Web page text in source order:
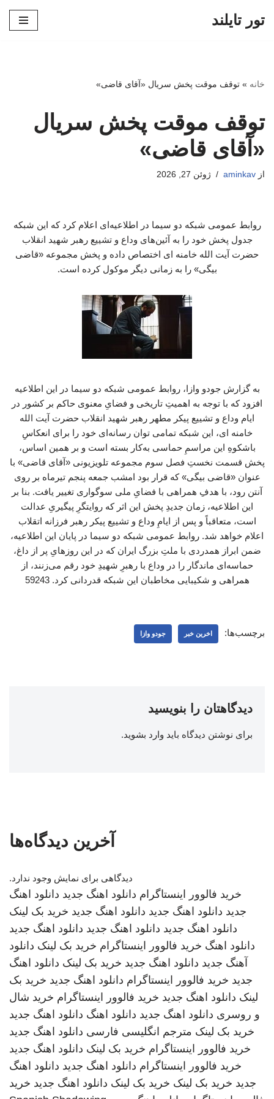
تور تایلند
خانه » توقف موقت پخش سریال «آقای قاضی»
توقف موقت پخش سریال
«آقای قاضی»
از aminkav ژوئن 27, 2026
روابط عمومی شبکه دو سیما در اطلاعیه‌ای اعلام کرد که این شبکه
جدول پخش خود را به آئین‌های وداع و تشییع رهبر شهید انقلاب
حضرت آیت الله خامنه ای اختصاص داده و پخش مجموعه «قاضی
بیگی» را به زمانی دیگر موکول کرده است.
به گزارش جودو وازا، روابط عمومی شبکه دو سیما در این اطلاعیه‌
افزود که با توجه به اهمیتِ تاریخی و فضایِ معنوی حاکم بر کشور در
ایام وداع و تشییع پیکر مطهر رهبر شهید انقلاب حضرت آیت الله
خامنه ای، این شبکه تمامی توان رسانه‌ای خود را برای انعکاسِ
باشکوهِ این مراسمِ حماسی به‌کار بسته است و بر همین اساس،
پخش قسمت نخستِ فصل سوم مجموعه تلویزیونی «آقای قاضی» با
عنوان «قاضی بیگی» که قرار بود امشب جمعه پنجم تیرماه بر روی
آنتن رود، با هدفِ همراهی با فضایِ ملی سوگواری تغییر یافت. بنا بر
این اطلاعیه، زمان جدیدِ پخش این اثر که روایتگرِ پیگیریِ عدالت
است، متعاقباً و پس از ایامِ وداع و تشییع پیکر رهبر فرزانه اتقلاب
اعلام خواهد شد. روابط عمومی شبکه دو سیما در پایان این اطلاعیه،
ضمن ابراز همدردی با ملتِ بزرگ ایران که در این روزهایِ پر از داغ،
حماسه‌ای ماندگار را در وداع با رهبرِ شهیدِ خود رقم می‌زنند، از
همراهی و شکیبایی مخاطبان این شبکه قدردانی کرد. 59243
برچسب‌ها: اخرین خبر جودو وازا
دیدگاهتان را بنویسید
برای نوشتن دیدگاه باید وارد بشوید.
آخرین دیدگاه‌ها
دیدگاهی برای نمایش وجود ندارد.
خرید فالوور اینستاگرام دانلود اهنگ جدید دانلود اهنگ
جدید دانلود اهنگ جدید دانلود اهنگ جدید خرید بک لینک
دانلود اهنگ جدید دانلود اهنگ جدید دانلود اهنگ جدید
دانلود اهنگ خرید فالوور اینستاگرام خرید بک لینک دانلود
آهنگ جدید دانلود اهنگ جدید خرید بک لینک دانلود اهنگ
جدید خرید فالوور اینستاگرام دانلود اهنگ جدید خرید بک
لینک دانلود اهنگ جدید خرید فالوور اینستاگرام خرید شال
و روسری دانلود اهنگ جدید دانلود اهنگ دانلود اهنگ جدید
خرید بک لینک مترجم انگلیسی فارسی دانلود اهنگ جدید
خرید فالوور اینستاگرام خرید بک لینک دانلود اهنگ جدید
خرید فالوور اینستاگرام دانلود اهنگ جدید دانلود اهنگ
جدید خرید بک لینک خرید بک لینک دانلود اهنگ جدید خرید